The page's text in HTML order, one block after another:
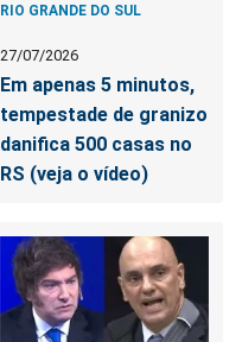
RIO GRANDE DO SUL
27/07/2026
Em apenas 5 minutos,
tempestade de granizo
danifica 500 casas no
RS (veja o vídeo)